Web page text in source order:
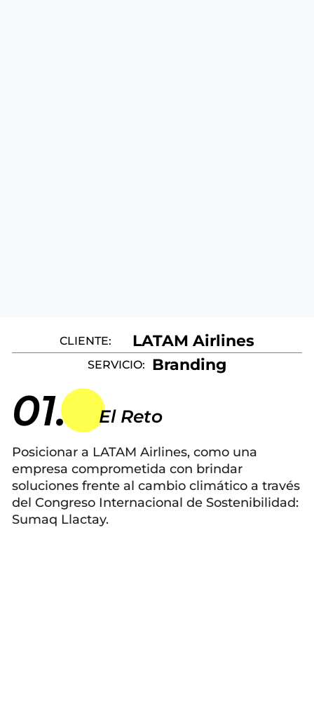
CLIENTE: LATAM Airlines
SERVICIO: Branding
01. El Reto
Posicionar a LATAM Airlines, como una
empresa comprometida con brindar
soluciones frente al cambio climático a través
del Congreso Internacional de Sostenibilidad:
Sumaq Llactay.